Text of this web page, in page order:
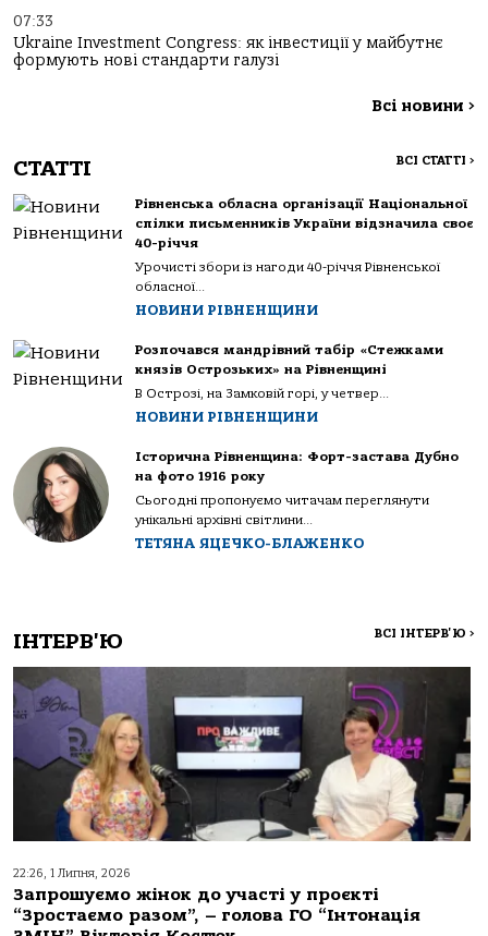
07:33
Ukraine Investment Congress: як інвестиції у майбутнє
формують нові стандарти галузі
Всі новини >
СТАТТІ ВСІ СТАТТІ >
Рівненська обласна організації Національної
спілки письменників України відзначила своє
40-річчя
Урочисті збори із нагоди 40-річчя Рівненської
обласної...
НОВИНИ РІВНЕНЩИНИ
Розпочався мандрівний табір «Стежками
князів Острозьких» на Рівненщині
В Острозі, на Замковій горі, у четвер...
НОВИНИ РІВНЕНЩИНИ
Історична Рівненщина: Форт-застава Дубно
на фото 1916 року
Сьогодні пропонуємо читачам переглянути
унікальні архівні світлини...
ТЕТЯНА ЯЦЕЧКО-БЛАЖЕНКО
ІНТЕРВ'Ю ВСІ ІНТЕРВ'Ю >
22:26, 1 Липня, 2026
Запрошуємо жінок до участі у проєкті
“Зростаємо разом”, – голова ГО “Інтонація